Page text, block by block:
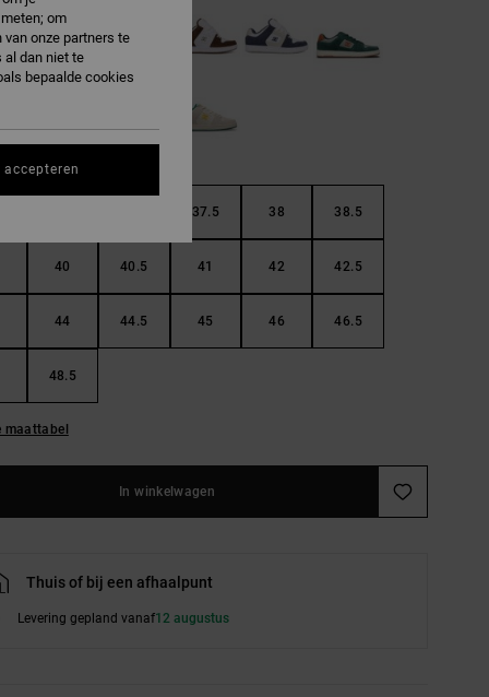
37.5 38 38.5
40 40.5 41 42 42.5
44 44.5 45 46 46.5
48.5
maattabel
In winkelwagen
Thuis of bij een afhaalpunt
Levering gepland vanaf12 augustus
om
onze partners te
al dan niet te
bepaalde cookies
accepteren